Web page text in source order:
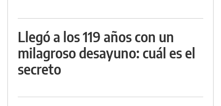
Llegó a los 119 años con un
milagroso desayuno: cuál es el
secreto